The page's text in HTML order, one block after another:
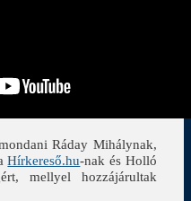
Ráday Mihálynak,
Hírkereső.hu-nak és Holló
mellyel hozzájárultak